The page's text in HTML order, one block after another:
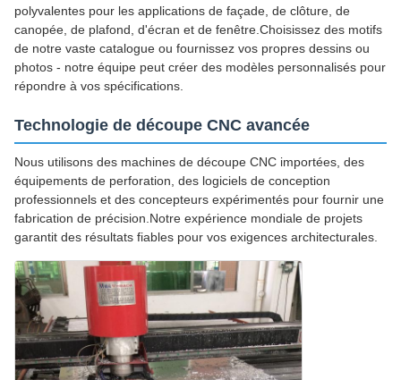
polyvalentes pour les applications de façade, de clôture, de
canopée, de plafond, d'écran et de fenêtre.Choisissez des motifs
de notre vaste catalogue ou fournissez vos propres dessins ou
photos - notre équipe peut créer des modèles personnalisés pour
répondre à vos spécifications.
Technologie de découpe CNC avancée
Nous utilisons des machines de découpe CNC importées, des
équipements de perforation, des logiciels de conception
professionnels et des concepteurs expérimentés pour fournir une
fabrication de précision.Notre expérience mondiale de projets
garantit des résultats fiables pour vos exigences architecturales.